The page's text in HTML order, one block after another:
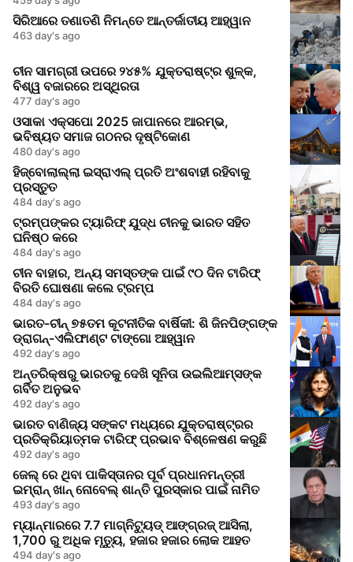
ସିରିଆରେ ତଣାତଣି ନିମନ୍ତେ ଆନ୍ତର୍ଜାତୀୟ ଆହ୍ୱାନ
463 day's ago
ଚୀନ ସାମଗ୍ରୀ ଉପରେ ୨୪୫% ଯୁକ୍ତରାଷ୍ଟ୍ର ଶୁଳ୍କ,
ବିଶ୍ୱ ବଜାରରେ ଅସ୍ଥିରତା
477 day's ago
ଓସାକା ଏକ୍ସପୋ 2025 ଜାପାନରେ ଆରମ୍ଭ,
ଭବିଷ୍ୟତ ସମାଜ ଗଠନର ଦୃଷ୍ଟିକୋଣ
480 day's ago
ହିଜ୍ବୋଲାଲ୍ଲା ଇସ୍ରାଏଲ୍ ପ୍ରତି ଅଂଶବାହୀ ରହିବାକୁ
ପ୍ରସ୍ତୁତ
484 day's ago
ଟ୍ରମ୍ପଙ୍କର ଟ୍ୟାରିଫ୍‍ ଯୁଦ୍ଧ ଚୀନକୁ ଭାରତ ସହିତ
ଘନିଷ୍ଠ କରେ
484 day's ago
ଚୀନ ବାହାର, ଅନ୍ୟ ସମସ୍ତଙ୍କ ପାଇଁ ୯୦ ଦିନ ଟାରିଫ୍
ବିରତି ଘୋଷଣା କଲେ ଟ୍ରମ୍ପ
484 day's ago
ଭାରତ-ଚୀନ୍ ୭୫ତମ କୂଟନୀତିକ ବାର୍ଷିକୀ: ଶି ଜିନପିଙ୍ଗଙ୍କ
ଡ୍ରାଗନ୍-ଏଲିଫାଣ୍ଟ ଟାଙ୍ଗୋ ଆହ୍ୱାନ
492 day's ago
ଅନ୍ତରିକ୍ଷରୁ ଭାରତକୁ ଦେଖି ସୂନିତା ଉଇଲିଆମ୍ସଙ୍କ
ଗର୍ବିତ ଅନୁଭବ
492 day's ago
ଭାରତ ବାଣିଜ୍ୟ ସଙ୍କଟ ମଧ୍ୟରେ ଯୁକ୍ତରାଷ୍ଟ୍ରର
ପ୍ରତିକ୍ରିୟାତ୍ମକ ଟାରିଫ୍ ପ୍ରଭାବ ବିଶ୍ଳେଷଣ କରୁଛି
492 day's ago
ଜେଲ୍ ରେ ଥିବା ପାକିସ୍ତାନର ପୂର୍ବ ପ୍ରଧାନମନ୍ତ୍ରୀ
ଇମ୍ରାନ୍ ଖାନ୍ ନୋବେଲ୍ ଶାନ୍ତି ପୁରସ୍କାର ପାଇଁ ନାମିତ
493 day's ago
ମ୍ୟାନ୍ମାରରେ 7.7 ମାଗ୍ନିଟ୍ୟୁଡ୍ ଆଙ୍ଗ୍ରଜ୍ ଆସିଲା,
1,700 ରୁ ଅଧିକ ମୃତ୍ୟୁ, ହଜାର ହଜାର ଲୋକ ଆହତ
494 day's ago